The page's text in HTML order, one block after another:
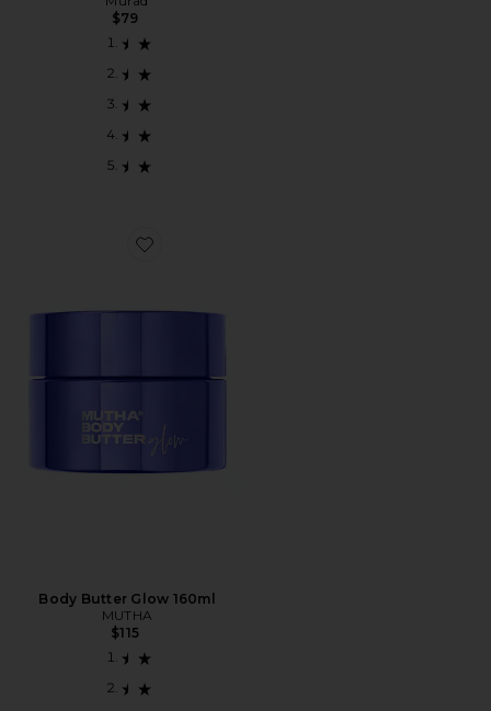
$79
Favorite Body Butter Glow 160ml
Body Butter Glow 160ml
MUTHA
$115